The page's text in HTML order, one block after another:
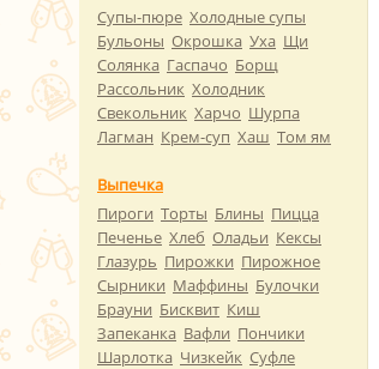
Супы-пюре Холодные супы
Бульоны Окрошка Уха Щи
Солянка Гаспачо Борщ
Рассольник Холодник
Свекольник Харчо Шурпа
Лагман Крем-суп Хаш Том ям
Выпечка
Пироги Торты Блины Пицца
Печенье Хлеб Оладьи Кексы
Глазурь Пирожки Пирожное
Сырники Маффины Булочки
Брауни Бисквит Киш
Запеканка Вафли Пончики
Шарлотка Чизкейк Суфле